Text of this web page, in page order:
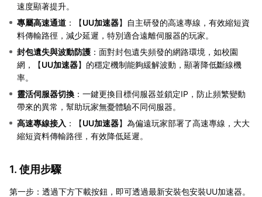
速度顯著提升。
專屬高速通道 ：【UU加速器】自主研發的高速專線，有效縮短資
料傳輸路徑，減少延遲，特別適合遠離伺服器的玩家。
封包遺失與波動防護 ：面對封包遺失頻發的網路環境，如校園
網，【UU加速器】的穩定機制能夠緩解波動，顯著降低斷線機
率。
靈活伺服器切換 ：一鍵更換目標伺服器並鎖定IP，防止頻繁變動
帶來的異常，幫助玩家無憂體驗不同伺服器。
高速專線接入 ：【UU加速器】為偏遠玩家部署了高速專線，大大
縮短資料傳輸路徑，有效降低延遲。
1. 使用步驟
第一步：透過下方下載按鈕，即可透過最新安裝包安裝UU加速器。